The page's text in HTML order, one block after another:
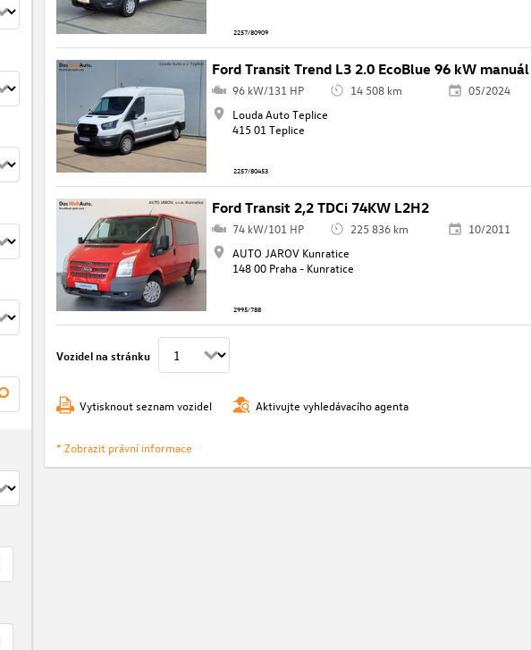
2257/80909
Ford Transit Trend L3 2.0 EcoBlue 96 kW
96 kW/131 HP 14 508 km
05/2024
Louda Auto Teplice
415 01 Teplice
2257/80453
Ford Transit 2,2 TDCi 74KW L2H2
74 kW/101 HP 225 836 km
10/2011
AUTO JAROV Kunratice
148 00 Praha - Kunratice
2995/788
Vozidel na stránku
Vytisknout seznam vozidel Aktivujte vyhledávacího agenta
* Zobrazit právní informace